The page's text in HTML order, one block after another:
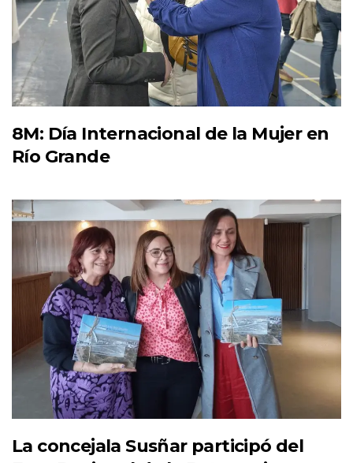
8M: Día Internacional de la Mujer en
Río Grande
La concejala Susñar participó del